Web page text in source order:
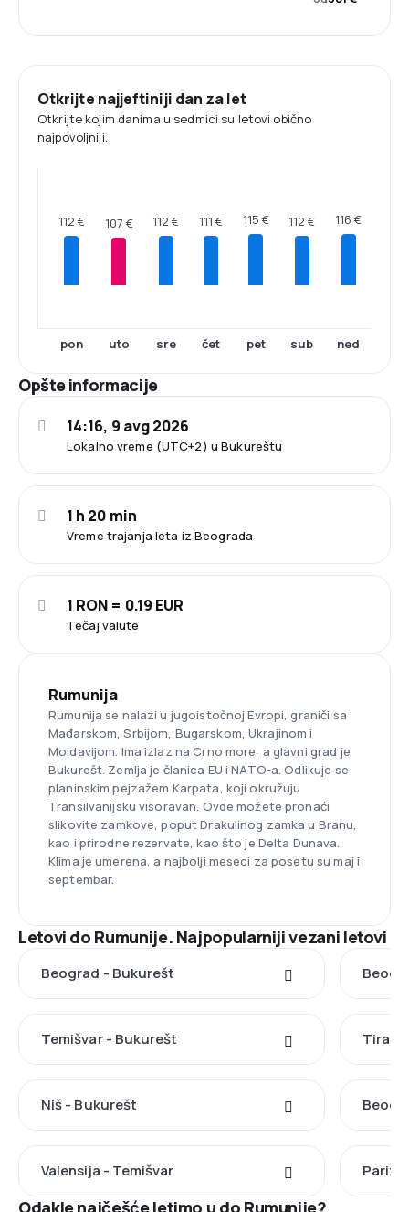
Otkrijte najjeftiniji dan za let
Otkrijte kojim danima u sedmici su letovi obično
najpovoljniji.
112 €
pon
107 €
uto
112 €
sre
111 €
čet
115 €
pet
112 €
sub
116 €
ned
Opšte informacije
Lokalno vreme (UTC+2) u Bukureštu
14:16, 9 avg 2026
Vreme trajanja leta iz Beograda
1 h 20 min
Tečaj valute
1 RON = 0.19 EUR
Rumunija
Rumunija se nalazi u jugoistočnoj Evropi, graniči sa
Mađarskom, Srbijom, Bugarskom, Ukrajinom i
Moldavijom. Ima izlaz na Crno more, a glavni grad je
Bukurešt. Zemlja je članica EU i NATO-a. Odlikuje se
planinskim pejzažem Karpata, koji okružuju
Transilvanijsku visoravan. Ovde možete pronaći
slikovite zamkove, poput Drakulinog zamka u Branu,
kao i prirodne rezervate, kao što je Delta Dunava.
Klima je umerena, a najbolji meseci za posetu su maj i
septembar.
Letovi do Rumunije. Najpopularniji vezani letovi
Beograd - Bukurešt
Temišvar - Bukurešt
Niš - Bukurešt
Valensija - Temišvar Pariz
Odakle najčešće letimo u do Rumunije?